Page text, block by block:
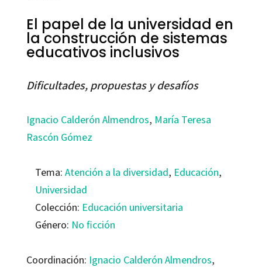
El papel de la universidad en
la construcción de sistemas
educativos inclusivos
Dificultades, propuestas y desafíos
Ignacio Calderón Almendros, María Teresa
Rascón Gómez
Tema: Atención a la diversidad, Educación,
Universidad
Colección: Educación universitaria
Género: No ficción
Coordinación: Ignacio Calderón Almendros,